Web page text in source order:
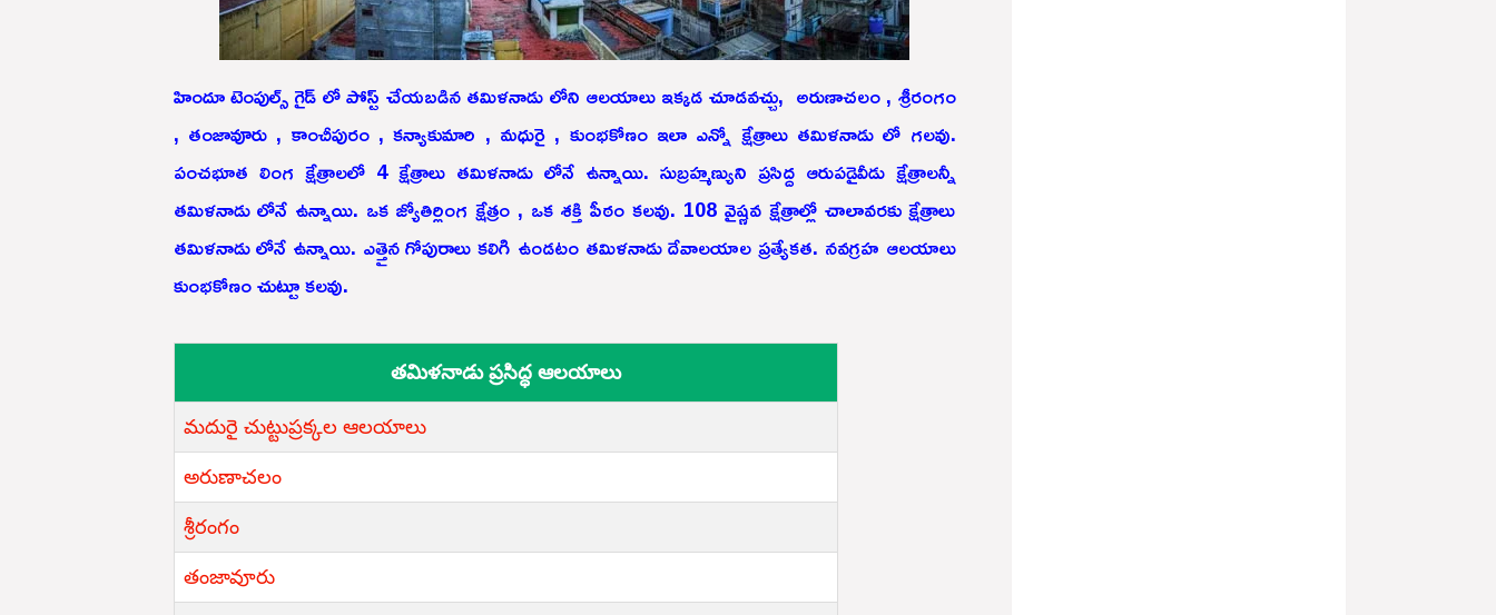
హిందూ టెంపుల్స్ గైడ్ లో పోస్ట్ చేయబడిన తమిళనాడు లోని ఆలయాలు ఇక్కడ చూడవచ్చు, అరుణాచలం , శ్రీరంగం
, తంజావూరు , కాంచీపురం , కన్యాకుమారి , మధురై , కుంభకోణం ఇలా ఎన్నో క్షేత్రాలు తమిళనాడు లో గలవు.
పంచభూత లింగ క్షేత్రాలలో 4 క్షేత్రాలు తమిళనాడు లోనే ఉన్నాయి. సుబ్రహ్మణ్యుని ప్రసిద్ద ఆరుపడైవీడు క్షేత్రాలన్నీ
తమిళనాడు లోనే ఉన్నాయి. ఒక జ్యోతిర్లింగ క్షేత్రం , ఒక శక్తి పీఠం కలవు. 108 వైష్ణవ క్షేత్రాల్లో చాలావరకు క్షేత్రాలు
తమిళనాడు లోనే ఉన్నాయి. ఎత్తైన గోపురాలు కలిగి ఉండటం తమిళనాడు దేవాలయాల ప్రత్యేకత. నవగ్రహ ఆలయాలు
కుంభకోణం చుట్టూ కలవు.
తమిళనాడు ప్రసిద్ధ ఆలయాలు
మదురై చుట్టుప్రక్కల ఆలయాలు
అరుణాచలం
శ్రీరంగం
తంజావూరు